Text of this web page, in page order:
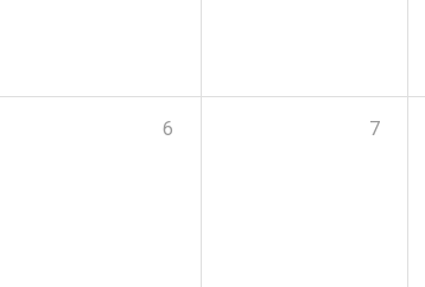
6 7